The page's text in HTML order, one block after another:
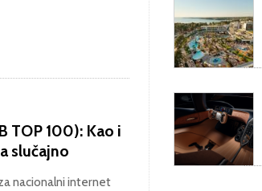
TOP 100): Kao i
slučajno
nacionalni internet